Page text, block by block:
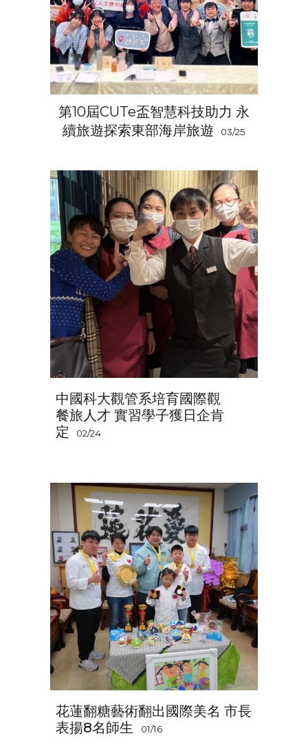
第10屆CUTe盃智慧科技助力 永
續旅遊探索東部海岸旅遊
03/25
中國科大觀管系培育國際觀
餐旅人才 實習學子獲日企肯
定
02/24
花蓮翻糖藝術翻出國際美名 市長
表揚8名師生
01/16